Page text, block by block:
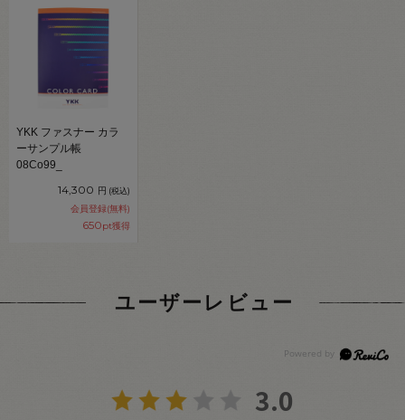
YKK ファスナー カラ
ーサンプル帳
08Co99_
14,300 円 (税込)
会員登録(無料)
650pt獲得
ユーザーレビュー
3.0